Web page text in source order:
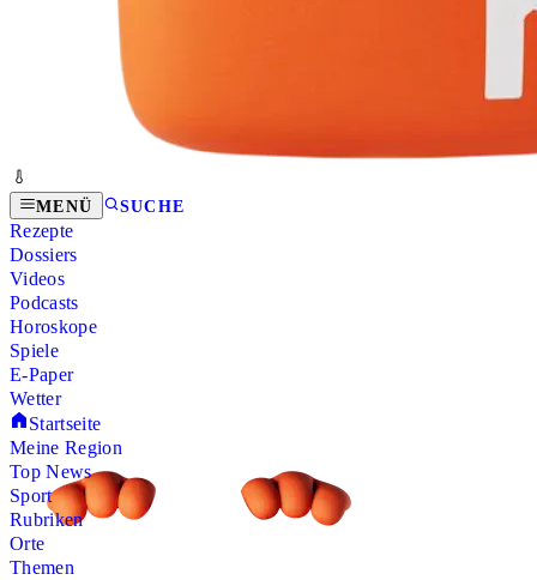
MENÜ SUCHE
Rezepte
Dossiers
Videos
Podcasts
Horoskope
Spiele
E-Paper
Wetter
Startseite
Meine Region
Top News
Sport
Rubriken
Orte
Themen